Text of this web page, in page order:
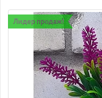
Лидер продаж!